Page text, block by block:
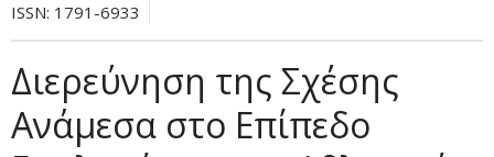
ISSN: 1791-6933
Διερεύνηση της Σχέσης
Ανάμεσα στο Επίπεδο